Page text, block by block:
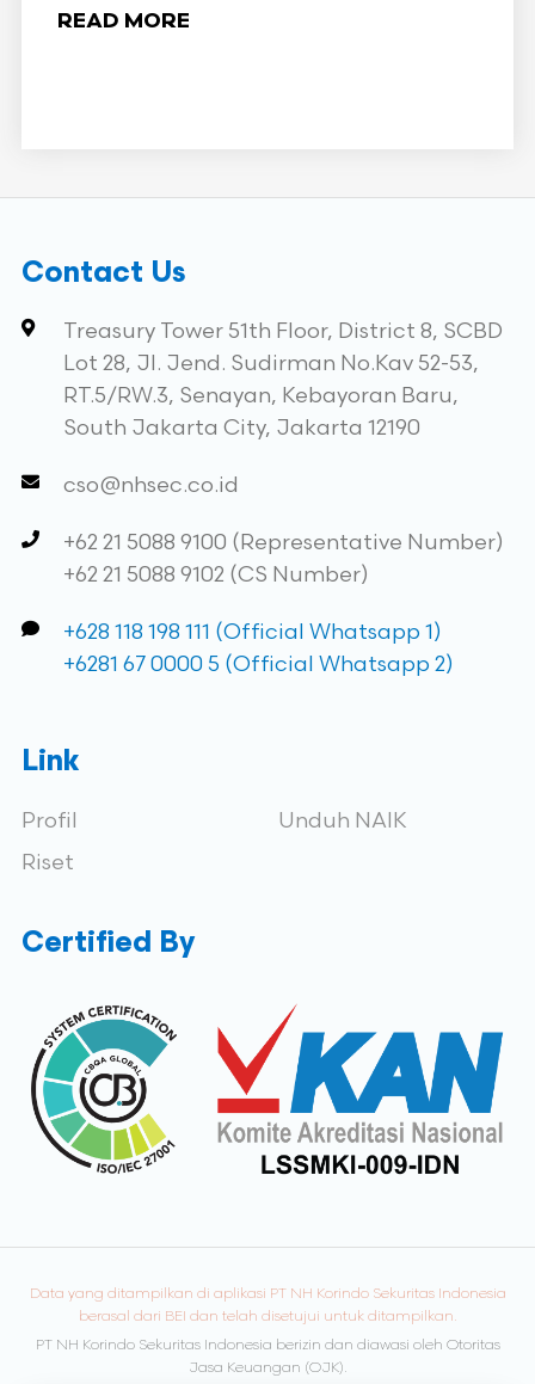
READ MORE
Contact Us
Treasury Tower 51th Floor, District 8, SCBD
Lot 28, Jl. Jend. Sudirman No.Kav 52-53,
RT.5/RW.3, Senayan, Kebayoran Baru,
South Jakarta City, Jakarta 12190
cso@nhsec.co.id
+62 21 5088 9100 (Representative Number)
+62 21 5088 9102 (CS Number)
+628 118 198 111 (Official Whatsapp 1)
+6281 67 0000 5 (Official Whatsapp 2)
Link
Profil
Riset
Unduh NAIK
Certified By
Data yang ditampilkan di aplikasi PT NH Korindo Sekuritas Indonesia
berasal dari BEI dan telah disetujui untuk ditampilkan.
PT NH Korindo Sekuritas Indonesia berizin dan diawasi oleh Otoritas
Jasa Keuangan (OJK).